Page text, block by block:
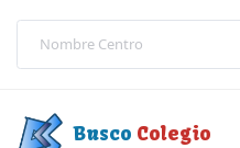
Busco Colegio